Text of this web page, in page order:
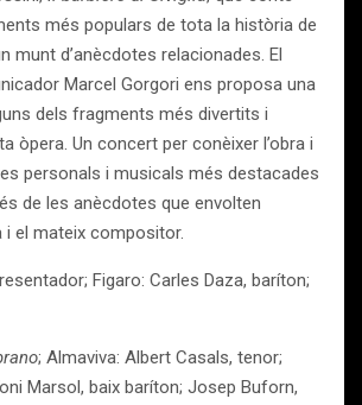
més populars de tota la història de
munt d’anècdotes relacionades. El
Marcel Gorgori ens proposa una
dels fragments més divertits i
òpera. Un concert per conèixer l’obra i
personals i musicals més destacades
de les anècdotes que envolten
i el mateix compositor.
Figaro: Carles Daza, baríton;
; Almaviva: Albert Casals, tenor;
Marsol, baix baríton; Josep Buforn,